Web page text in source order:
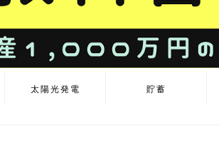
太陽光発電 貯蓄